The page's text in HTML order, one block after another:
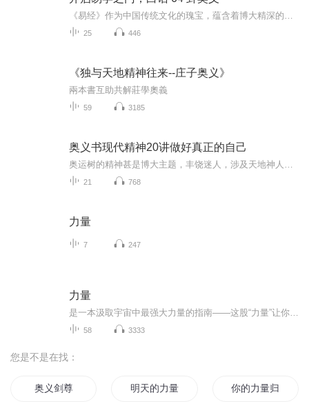
25 446
《独与天地精神往来--庄子奥义》
兩本書互助共解莊學奧義
59 3185
奥义书现代精神20讲做好真正的自己
21 768
力量
7 247
力量
58 3333
您是不是在找：
奥义剑尊 明天的力量 你的力量归我了